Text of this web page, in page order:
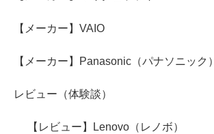
【メーカー】VAIO
【メーカー】Panasonic（パナソニック）
レビュー（体験談）
【レビュー】Lenovo（レノボ）